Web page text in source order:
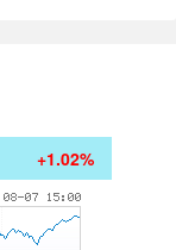
+1.02%